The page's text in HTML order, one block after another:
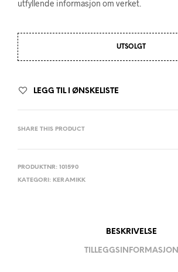
utfyllende informasjon om verket.
UTSOLGT
LEGG TIL I ØNSKELISTE
SHARE THIS PRODUCT
PRODUKTNR: 101590
KATEGORI: KERAMIKK
BESKRIVELSE
TILLEGGSINFORMASJON